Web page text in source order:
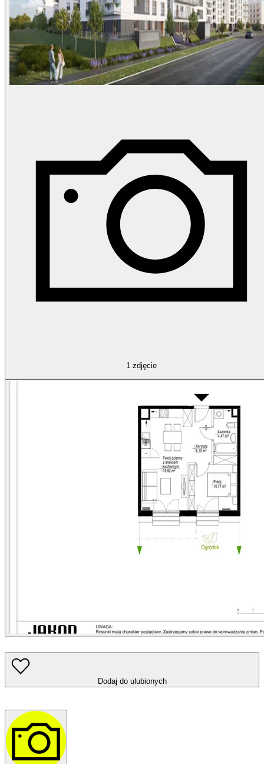
1 zdjęcie
Dodaj do ulubionych